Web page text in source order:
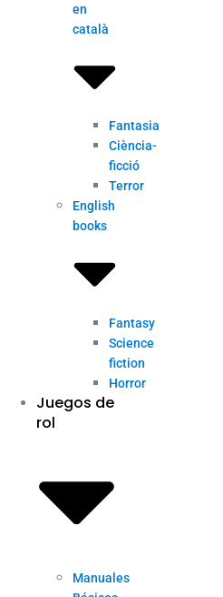
en
català
Fantasia
Ciència-
ficció
Terror
English
books
Fantasy
Science
fiction
Horror
Juegos de
rol
Manuales